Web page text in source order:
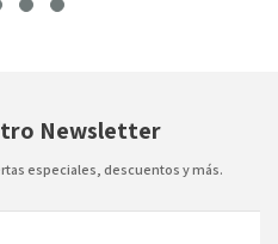
Newsletter
especiales, descuentos y más.